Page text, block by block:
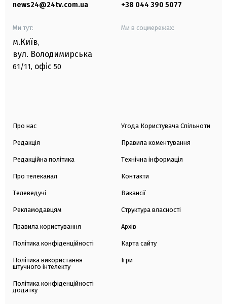
news24@24tv.com.ua +38 044 390 5077
Ми тут:
м.Київ,
вул. Володимирська
61/11, офіс 50
Ми в соцмережах:
Про нас
Редакція
Редакційна політика
Про телеканал
Телеведучі
Рекламодавцям
Правила користування
Політика конфіденційності
Політика використання
штучного інтелекту
Політика конфіденційності
додатку
Угода Користувача Спільноти
Правила коментування
Технічна інформація
Контакти
Вакансії
Структура власності
Архів
Карта сайту
Ігри